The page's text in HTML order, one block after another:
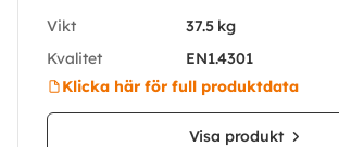
Vikt
37.5 kg
Kvalitet
EN1.4301
Klicka här för full produktdata
Visa produkt